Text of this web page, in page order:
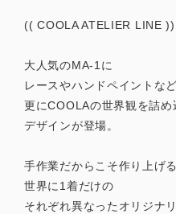
(( COOLA ATELIER LINE ))
大人気のMA-1に
レースやハンドペイントなど
更にCOOLAの世界観を詰め
デザインが登場。
手作業だからこそ作り上げ
世界に1着だけの
それぞれ異なったオリジナ